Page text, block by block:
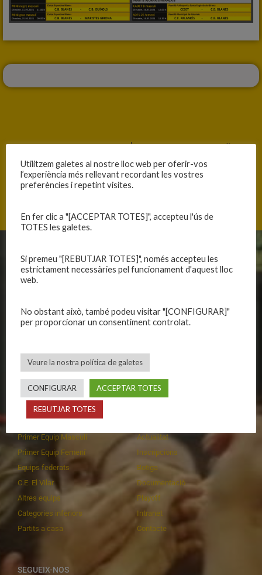
CONVERTEIX-TE EN UNA PANTERA!!! PARTITS DISPUTATS
CLUB
Història
Publicacions
Avís legal
Privadesa a les xarxes
EQUIPS
Equips masculins
Equips femenins
Patrocinadors
CALENDARIS
Primer Equip Masculí
Primer Equip Femení
Equips federats
C.E. El Vilar
Altres equips
Categories inferiors
Partits a casa
Actualitat
Inscripcions
Botiga
Documentació
Playoff
Intranet
Contacte
SEGUEIX-NOS
Utilitzem galetes al nostre lloc web per oferir-vos
l’experiència més rellevant recordant les vostres
preferències i repetint visites.
En fer clic a "[ACCEPTAR TOTES]", accepteu l'ús de
TOTES les galetes.
Si premeu "[REBUTJAR TOTES]", només accepteu les
estrictament necessàries pel funcionament d'aquest lloc
web.
No obstant això, també podeu visitar "[CONFIGURAR]"
per proporcionar un consentiment controlat.
Veure la nostra política de galetes
CONFIGURAR ACCEPTAR TOTES
REBUTJAR TOTES